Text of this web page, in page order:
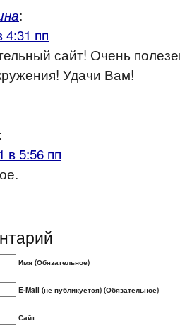
:
4:31 пп
сайт! Очень
Удачи Вам!
:
в 5:56 пп
Имя (Обязательное)
E-Mail (не публикуется) (Обязательное)
Сайт